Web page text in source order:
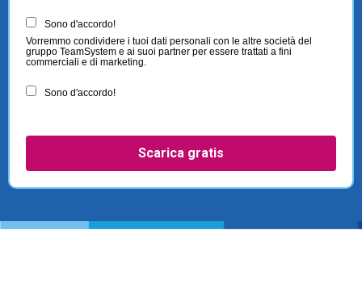
Sono d'accordo!
Vorremmo condividere i tuoi dati personali con le altre società del
gruppo TeamSystem e ai suoi partner per essere trattati a fini
commerciali e di marketing.
Sono d'accordo!